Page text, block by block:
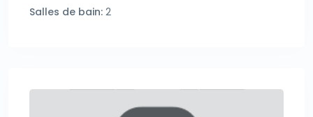
Salles de bain: 2